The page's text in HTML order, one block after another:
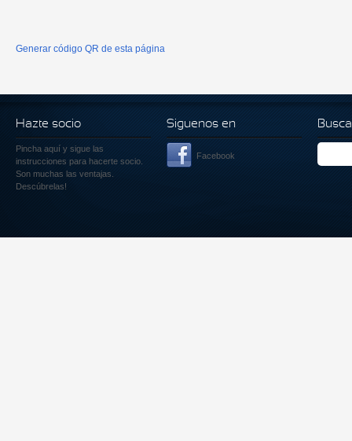
Generar código QR de esta página
Hazte socio
Pincha aquí y sigue las
instrucciones para hacerte socio.
Son muchas las ventajas.
Descúbrelas!
Siguenos en
Facebook